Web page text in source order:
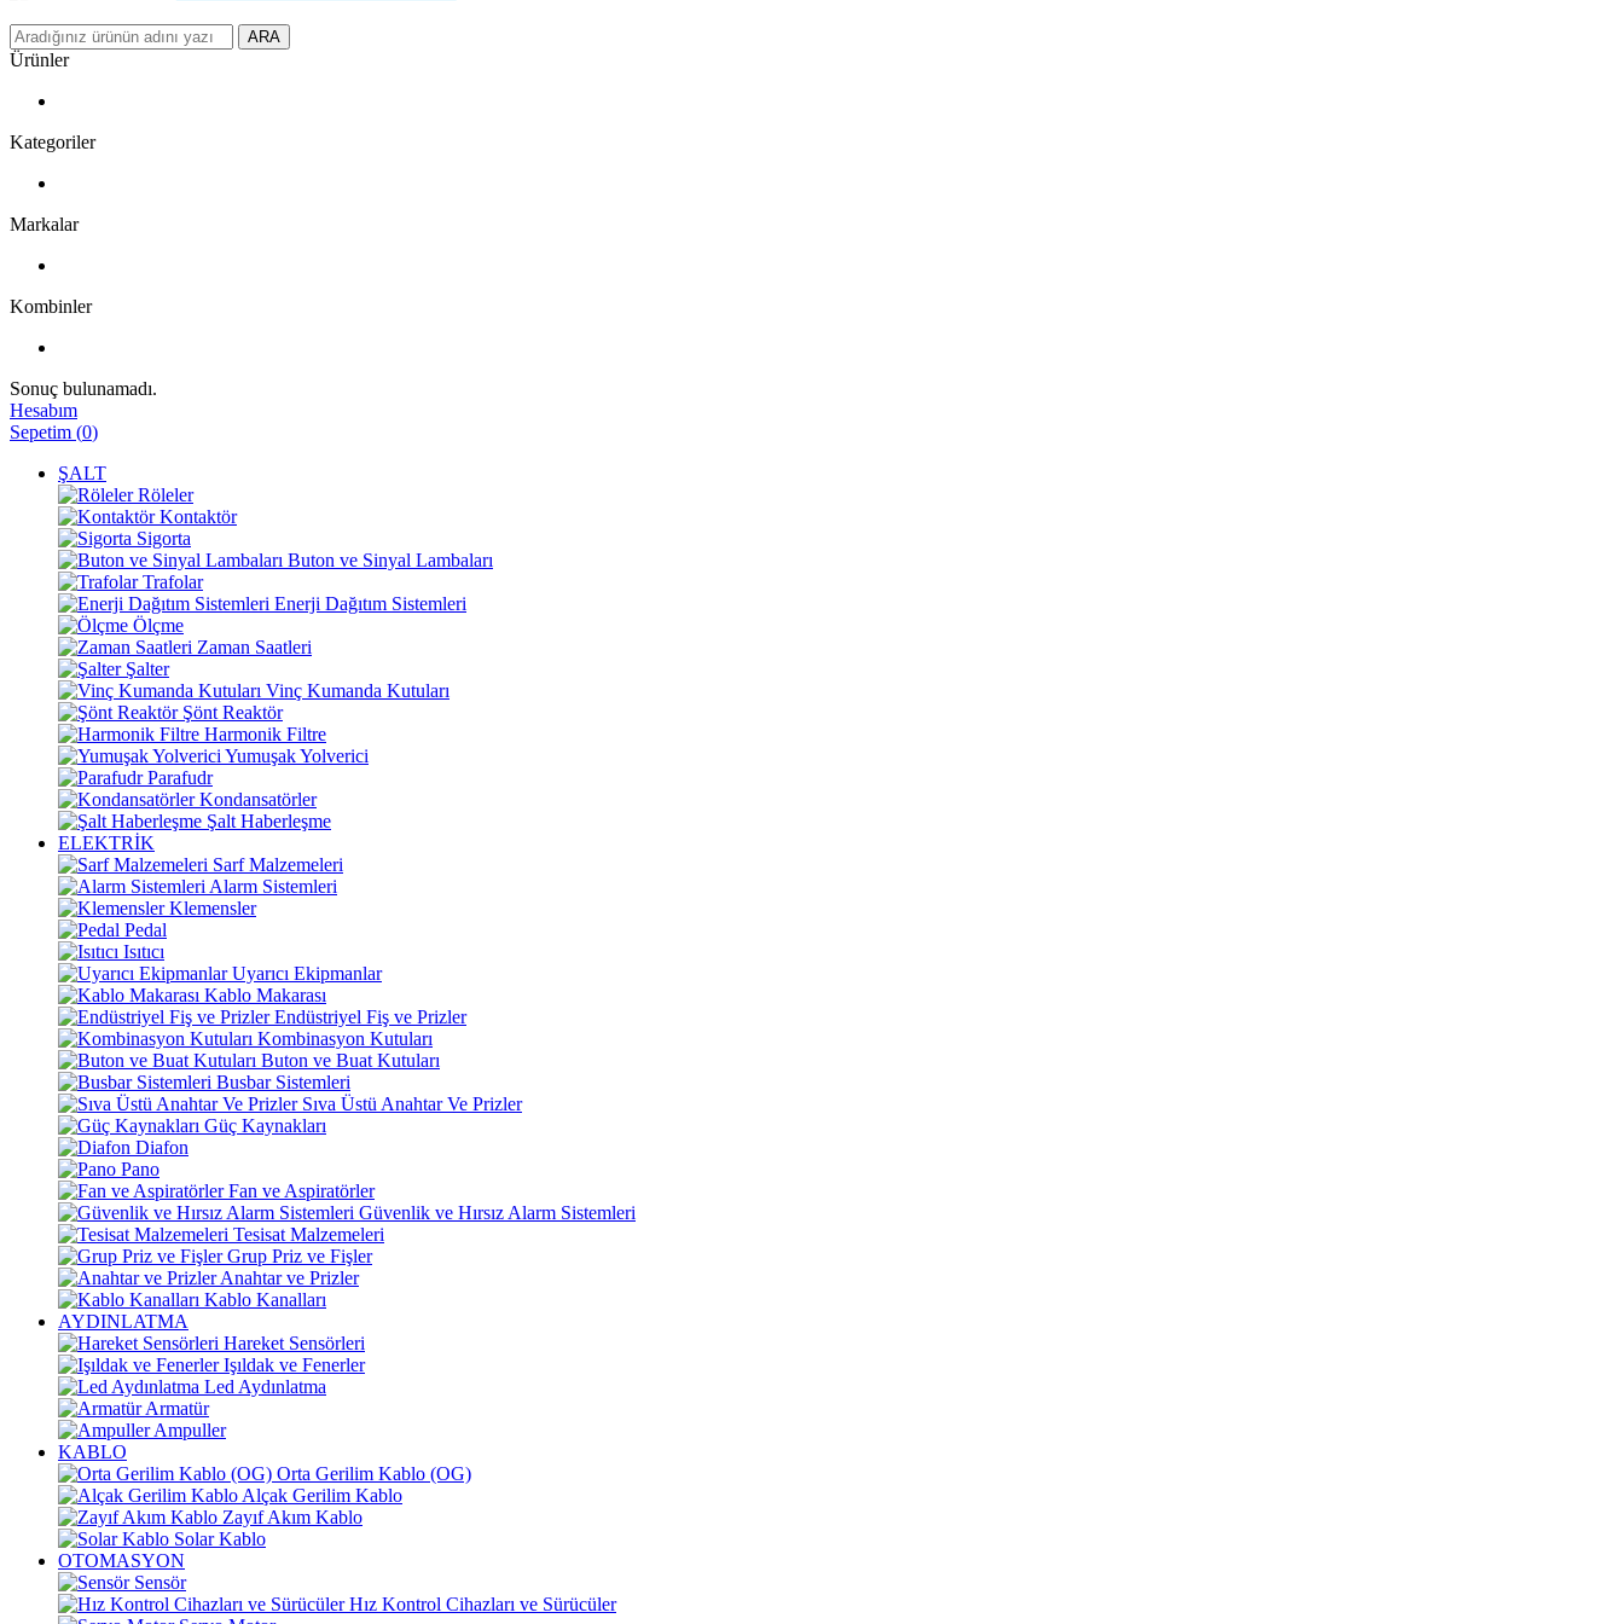
ARA
Ürünler
Kategoriler
Markalar
Kombinler
Sonuç bulunamadı.
Hesabım
Sepetim (0)
ŞALT
Röleler
Kontaktör
Sigorta
Buton ve Sinyal Lambaları
Trafolar
Enerji Dağıtım Sistemleri
Ölçme
Zaman Saatleri
Şalter
Vinç Kumanda Kutuları
Şönt Reaktör
Harmonik Filtre
Yumuşak Yolverici
Parafudr
Kondansatörler
Şalt Haberleşme
ELEKTRİK
Sarf Malzemeleri
Alarm Sistemleri
Klemensler
Pedal
Isıtıcı
Uyarıcı Ekipmanlar
Kablo Makarası
Endüstriyel Fiş ve Prizler
Kombinasyon Kutuları
Buton ve Buat Kutuları
Busbar Sistemleri
Sıva Üstü Anahtar Ve Prizler
Güç Kaynakları
Diafon
Pano
Fan ve Aspiratörler
Güvenlik ve Hırsız Alarm Sistemleri
Tesisat Malzemeleri
Grup Priz ve Fişler
Anahtar ve Prizler
Kablo Kanalları
AYDINLATMA
Hareket Sensörleri
Işıldak ve Fenerler
Led Aydınlatma
Armatür
Ampuller
KABLO
Orta Gerilim Kablo (OG)
Alçak Gerilim Kablo
Zayıf Akım Kablo
Solar Kablo
OTOMASYON
Sensör
Hız Kontrol Cihazları ve Sürücüler